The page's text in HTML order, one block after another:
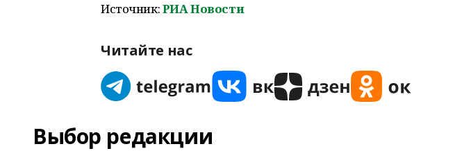
Источник:РИА Новости
Читайте нас
Выбор редакции